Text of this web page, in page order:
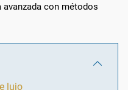
con métodos
lujo